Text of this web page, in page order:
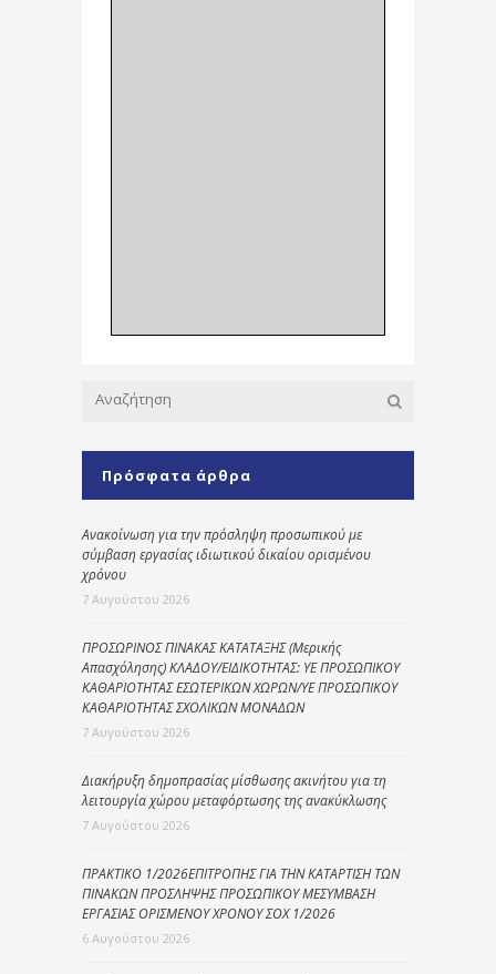
Πρόσφατα άρθρα
Ανακοίνωση για την πρόσληψη προσωπικού με
σύμβαση εργασίας ιδιωτικού δικαίου ορισμένου
χρόνου
7 Αυγούστου 2026
ΠΡΟΣΩΡΙΝΟΣ ΠΙΝΑΚΑΣ ΚΑΤΑΤΑΞΗΣ (Μερικής
Απασχόλησης) ΚΛΑΔΟΥ/ΕΙΔΙΚΟΤΗΤΑΣ: ΥΕ ΠΡΟΣΩΠΙΚΟΥ
ΚΑΘΑΡΙΟΤΗΤΑΣ ΕΣΩΤΕΡΙΚΩΝ ΧΩΡΩΝ/ΥΕ ΠΡΟΣΩΠΙΚΟΥ
ΚΑΘΑΡΙΟΤΗΤΑΣ ΣΧΟΛΙΚΩΝ ΜΟΝΑΔΩΝ
7 Αυγούστου 2026
Διακήρυξη δημοπρασίας μίσθωσης ακινήτου για τη
λειτουργία χώρου μεταφόρτωσης της ανακύκλωσης
7 Αυγούστου 2026
ΠΡΑΚΤΙΚΟ 1/2026ΕΠΙΤΡΟΠΗΣ ΓΙΑ ΤΗΝ ΚΑΤΑΡΤΙΣΗ ΤΩΝ
ΠΙΝΑΚΩΝ ΠΡΟΣΛΗΨΗΣ ΠΡΟΣΩΠΙΚΟΥ ΜΕΣΥΜΒΑΣΗ
ΕΡΓΑΣΙΑΣ ΟΡΙΣΜΕΝΟΥ ΧΡΟΝΟΥ ΣΟΧ 1/2026
6 Αυγούστου 2026